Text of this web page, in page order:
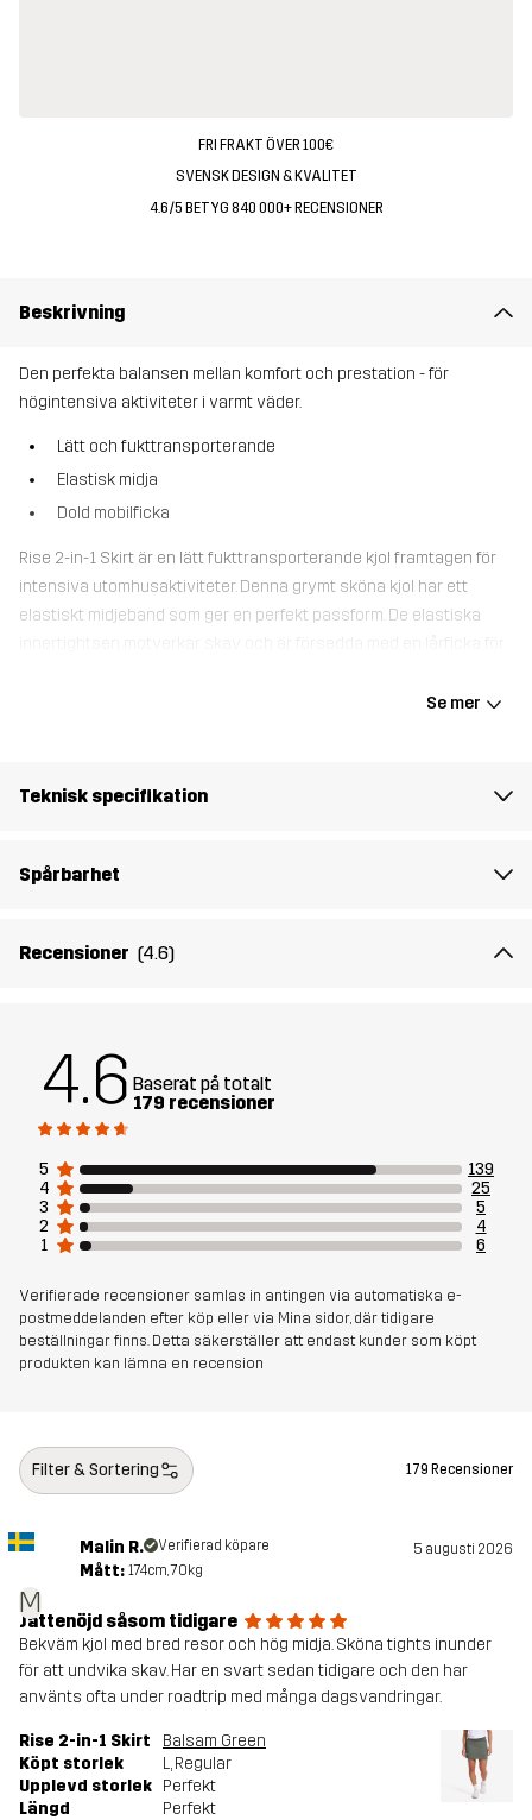
FRI FRAKT ÖVER 100€
SVENSK DESIGN & KVALITET
4.6/5 BETYG 840 000+ RECENSIONER
Beskrivning
Den perfekta balansen mellan komfort och prestation - för
högintensiva aktiviteter i varmt väder.
Lätt och fukttransporterande
Elastisk midja
Dold mobilficka
Rise 2-in-1 Skirt är en lätt fukttransporterande kjol framtagen för
intensiva utomhusaktiviteter. Denna grymt sköna kjol har ett
elastiskt midjeband som ger en perfekt passform. De elastiska
är ultimat för intensiva utomhusaktiviteter under varmare årstider,
är 174 cm och har storlek S, Regular
Passform
Mesh
Polyester, 5% Elastan
Hållbarhet
Skapad för VANDRING LÖPNING OCH TRÄNING
Artikelnummer 11214_2001
Se mer
Teknisk specifikation
Spårbarhet
Recensioner (4.6)
4.6 Baserat på totalt
179 recensioner
5
139
4
25
3
5
2
4
1
6
Verifierade recensioner samlas in antingen via automatiska e-
postmeddelanden efter köp eller via Mina sidor, där tidigare
beställningar finns. Detta säkerställer att endast kunder som köpt
produkten kan lämna en recension
Filter & Sortering 179 Recensioner
M
Malin R. Verifierad köpare 5 augusti 2026
Mått: 174cm, 70kg
Jättenöjd såsom tidigare
Bekväm kjol med bred resor och hög midja. Sköna tights inunder
för att undvika skav. Har en svart sedan tidigare och den har
använts ofta under roadtrip med många dagsvandringar.
Rise 2-in-1 Skirt
Balsam Green
Köpt storlek
L, Regular
Upplevd storlek Perfekt
Längd
Perfekt